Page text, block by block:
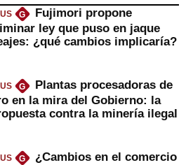
G
Fujimori propone
ley que puso en jaque
¿qué cambios implicaría?
G
Plantas procesadoras de
en la mira del Gobierno: la
contra la minería ilegal
G
¿Cambios en el comercio